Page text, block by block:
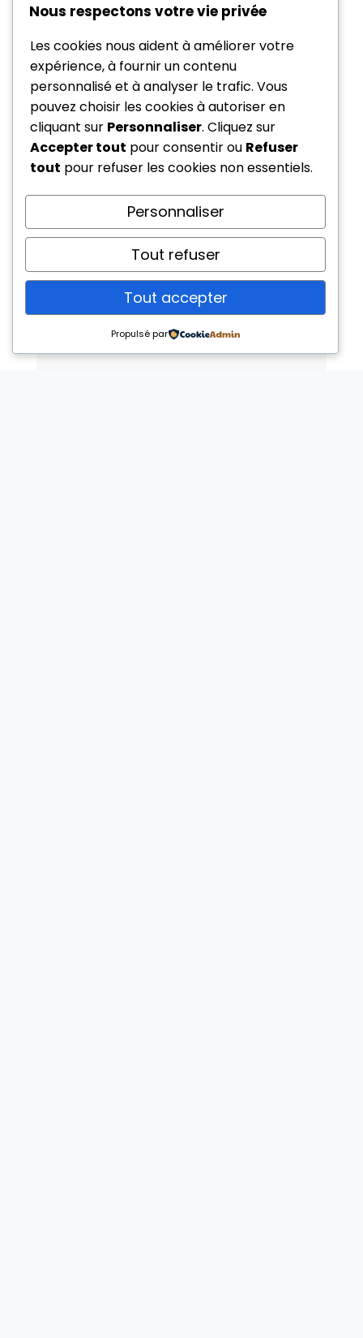
Nous respectons votre vie privée
Les cookies nous aident à améliorer votre
expérience, à fournir un contenu
personnalisé et à analyser le trafic. Vous
pouvez choisir les cookies à autoriser en
cliquant sur Personnaliser. Cliquez sur
Accepter tout pour consentir ou Refuser
tout pour refuser les cookies non essentiels.
Personnaliser
Tout refuser
Tout accepter
Propulsé par